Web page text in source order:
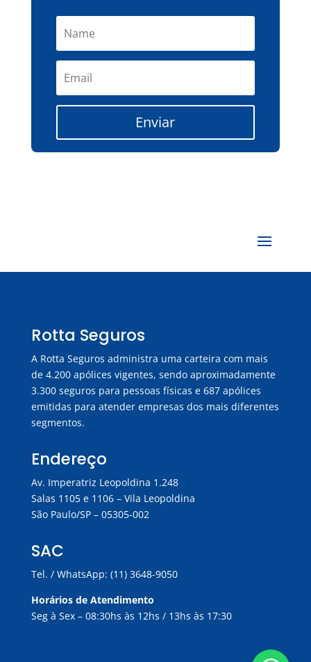
Enviar
Rotta Seguros
A Rotta Seguros administra uma carteira com mais
de 4.200 apólices vigentes, sendo aproximadamente
3.300 seguros para pessoas físicas e 687 apólices
emitidas para atender empresas dos mais diferentes
segmentos.
Endereço
Av. Imperatriz Leopoldina 1.248
Salas 1105 e 1106 – Vila Leopoldina
São Paulo/SP – 05305-002
SAC
Tel. / WhatsApp: (11) 3648-9050
Horários de Atendimento
Seg à Sex – 08:30hs às 12hs / 13hs às 17:30